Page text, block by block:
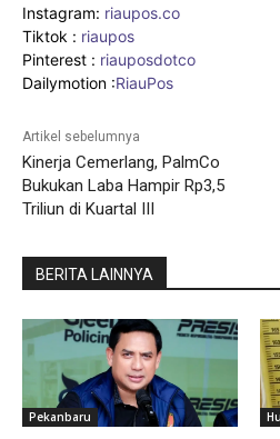
Instagram: riaupos.co
Tiktok : riaupos
Pinterest : riauposdotco
Dailymotion :RiauPos
Artikel sebelumnya
Kinerja Cemerlang, PalmCo
Bukukan Laba Hampir Rp3,5
Triliun di Kuartal III
BERITA LAINNYA
Pekanbaru